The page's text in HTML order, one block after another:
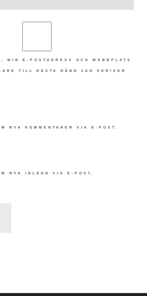
MIN E-POSTADRESS OCH WEBBPLATS
TILL NÄSTA GÅNG JAG SKRIVER
NYA KOMMENTARER VIA E-POST.
NYA INLÄGG VIA E-POST.